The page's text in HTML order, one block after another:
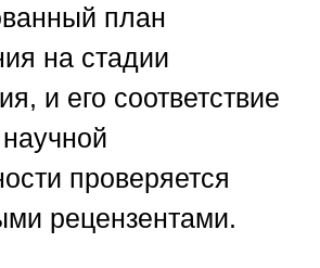
план
на стадии
и его соответствие
проверяется
рецензентами.